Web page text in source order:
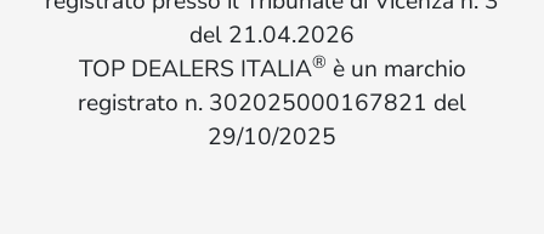
del 21.04.2026
TOP DEALERS ITALIA® è un marchio
registrato n. 302025000167821 del
29/10/2025